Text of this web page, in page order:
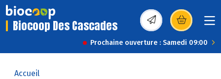
Biocoop Des Cascades (s’ouvre dans une
Prochaine ouverture : Samedi 09:00
Accueil